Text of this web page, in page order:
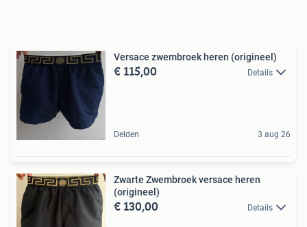
Versace zwembroek heren (origineel)
€ 115,00 Details
Delden 3 aug 26
Zwarte Zwembroek versace heren
(origineel)
€ 130,00 Details